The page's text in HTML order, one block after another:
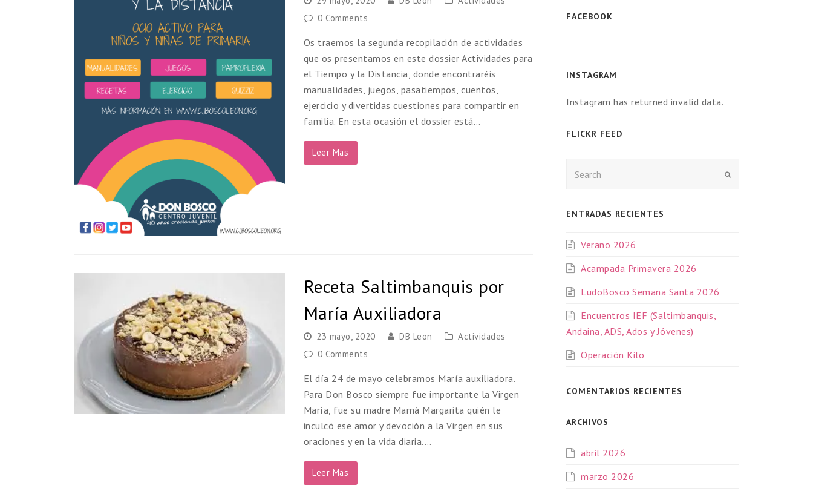
0 Comments
Os traemos la segunda recopilación de actividades
que os presentamos en este dossier Actividades para
el Tiempo y la Distancia, donde encontraréis
manualidades, juegos, pasatiempos, cuentos,
ejercicio y divertidas cuestiones para compartir en
familia. En esta ocasión el dossier está…
Leer Mas
Receta Saltimbanquis por
María Auxiliadora
23 mayo, 2020 DB Leon
Actividades
0 Comments
El día 24 de mayo celebramos María auxiliadora.
Para Don Bosco siempre fue importante la Virgen
María, fue su madre Mamá Margarita quién le
inculcó ese amor y devoción a la Virgen en sus
oraciones y en la vida diaria.…
Leer Mas
FACEBOOK
INSTAGRAM
Instagram has returned invalid data.
FLICKR FEED
ENTRADAS RECIENTES
Verano 2026
Acampada Primavera 2026
LudoBosco Semana Santa 2026
Encuentros IEF (Saltimbanquis,
Andaina, ADS, Ados y Jóvenes)
Operación Kilo
COMENTARIOS RECIENTES
ARCHIVOS
abril 2026
marzo 2026